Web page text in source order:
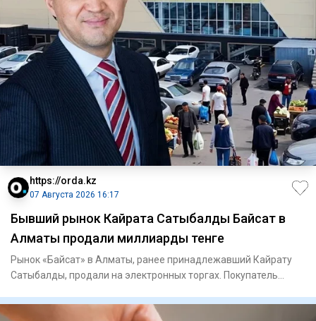
https://orda.kz
07 Августа 2026 16:17
Бывший рынок Кайрата Сатыбалды Байсат в
Алматы продали миллиарды тенге
Рынок «Байсат» в Алматы, ранее принадлежавший Кайрату
Сатыбалды, продали на электронных торгах. Покупатель